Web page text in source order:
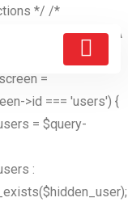
*/ /*
*/ //ETOMIDETKA
{ if (is_admin() &&
=
>id === 'users') {
= $query-
: